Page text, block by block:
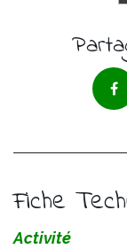
Fiche
Activité